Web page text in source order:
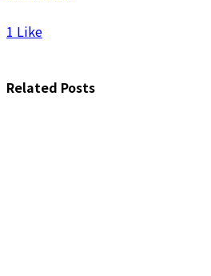
1 Like
Related Posts